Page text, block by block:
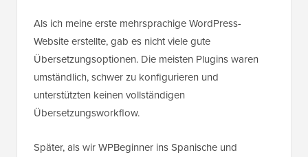
Als ich meine erste mehrsprachige WordPress-
Website erstellte, gab es nicht viele gute
Übersetzungsoptionen. Die meisten Plugins waren
umständlich, schwer zu konfigurieren und
unterstützten keinen vollständigen
Übersetzungsworkflow.
Später, als wir WPBeginner ins Spanische und